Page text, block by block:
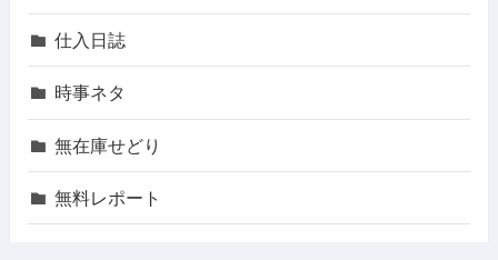
仕入日誌
時事ネタ
無在庫せどり
無料レポート